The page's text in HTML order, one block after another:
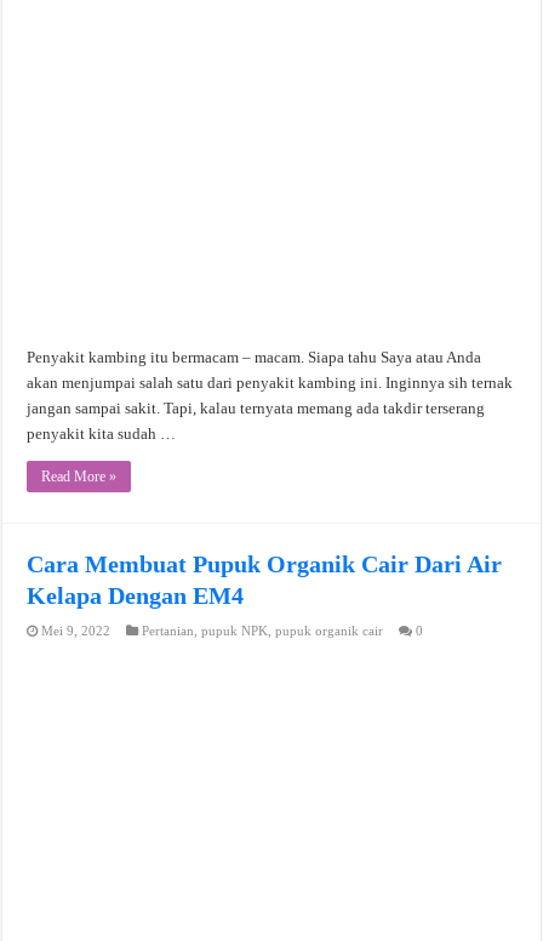
Penyakit kambing itu bermacam – macam. Siapa tahu Saya atau Anda
akan menjumpai salah satu dari penyakit kambing ini. Inginnya sih ternak
jangan sampai sakit. Tapi, kalau ternyata memang ada takdir terserang
penyakit kita sudah …
Read More »
Cara Membuat Pupuk Organik Cair Dari Air
Kelapa Dengan EM4
Mei 9, 2022 Pertanian,pupuk NPK,pupuk organik cair 0